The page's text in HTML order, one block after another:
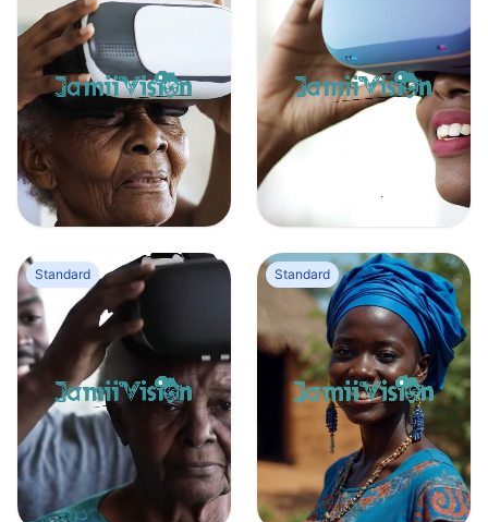
Jeune femme africaine met un casque de réalité virtuelle à une vieille dame
0 0 0
Standard
0
Standard
Portrait d’une femme africaine de l’Afrique de l’Ouest dans un village africain
0 0